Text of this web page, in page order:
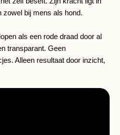
zowel bij mens als hond.
als een rode draad door al
transparant. Geen
Alleen resultaat door inzicht,